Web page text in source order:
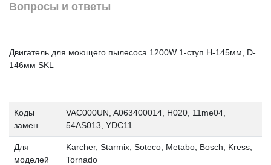
Вопросы и ответы
Двигатель для моющего пылесоса 1200W 1-ступ H-145мм, D-
146мм SKL
Коды
замен
VAC000UN, A063400014, H020, 11me04,
54AS013, YDC11
Для
моделей
Karcher, Starmix, Soteco, Metabo, Bosch, Kress,
Tornado